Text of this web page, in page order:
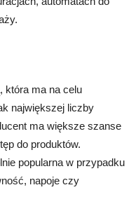
która ma na celu
największej liczby
ma większe szanse
do produktów.
popularna w przypadku
napoje czy